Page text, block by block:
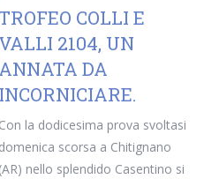
COLLI E
VALLI 2104, UN
ANNATA DA
INCORNICIARE.
Con la dodicesima prova svoltasi
domenica scorsa a Chitignano
(AR) nello splendido Casentino si